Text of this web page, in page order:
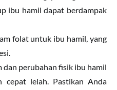
ibu hamil dapat berdampak
folat untuk ibu hamil, yang
dan perubahan fisik ibu hamil
cepat lelah. Pastikan Anda